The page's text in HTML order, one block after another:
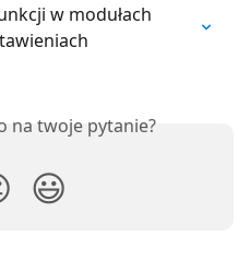
w modułach
na twoje pytanie?
😃